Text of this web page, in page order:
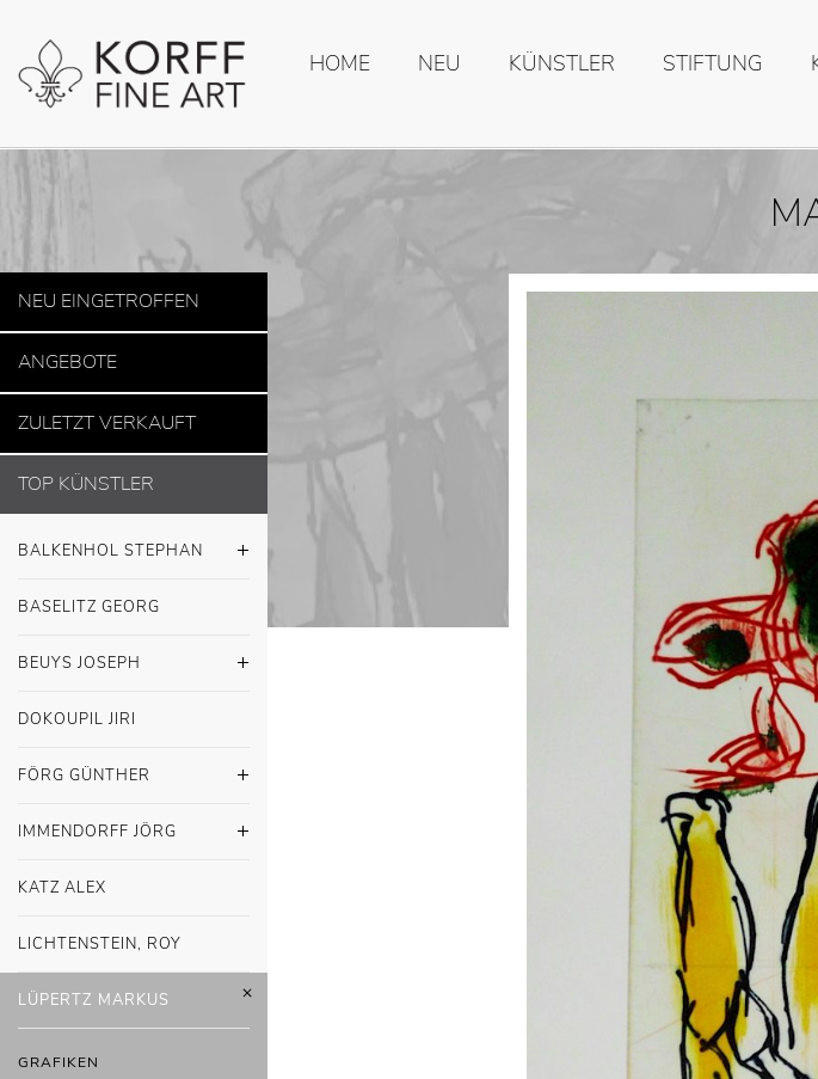
HOME NEU KÜNSTLER STIFTUNG
NEU EINGETROFFEN
ANGEBOTE
ZULETZT VERKAUFT
TOP KÜNSTLER
BALKENHOL STEPHAN
BASELITZ GEORG
BEUYS JOSEPH
DOKOUPIL JIRI
FÖRG GÜNTHER
IMMENDORFF JÖRG
KATZ ALEX
LICHTENSTEIN, ROY
LÜPERTZ MARKUS
GRAFIKEN